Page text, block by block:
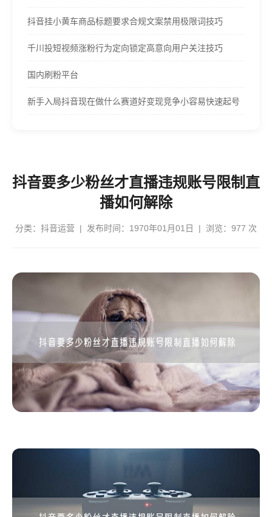
抖音挂小黄车商品标题要求合规文案禁用极限词技巧
千川投短视频涨粉行为定向锁定高意向用户关注技巧
国内刷粉平台
新手入局抖音现在做什么赛道好变现竞争小容易快速起号
抖音要多少粉丝才直播违规账号限制直
播如何解除
分类： 抖音运营 | 发布时间：1970年01月01日 | 浏览：977 次